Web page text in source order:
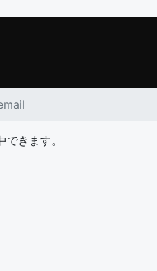
きます。